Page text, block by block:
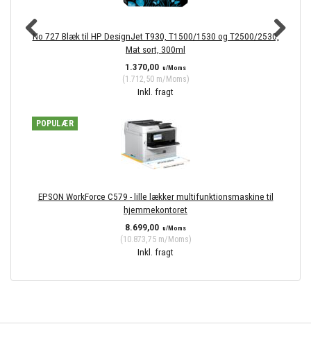
No 727 Blæk til HP DesignJet T930, T1500/1530 og T2500/2530,
Mat sort, 300ml
1.370,00 u/Moms
(1.712,50m/Moms)
Inkl. fragt
POPULÆR
EPSON WorkForce C579 - lille lækker multifunktionsmaskine til
hjemmekontoret
8.699,00 u/Moms
(10.873,75m/Moms)
Inkl. fragt